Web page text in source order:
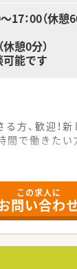
17：00（休憩
憩0分）
能です
方、歓迎！新
で働きたい
この求人に
問い合わ